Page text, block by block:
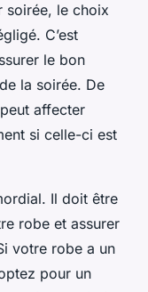
soirée, le choix
C’est
le bon
la soirée. De
affecter
si celle-ci est
Il doit être
robe et assurer
votre robe a un
pour un